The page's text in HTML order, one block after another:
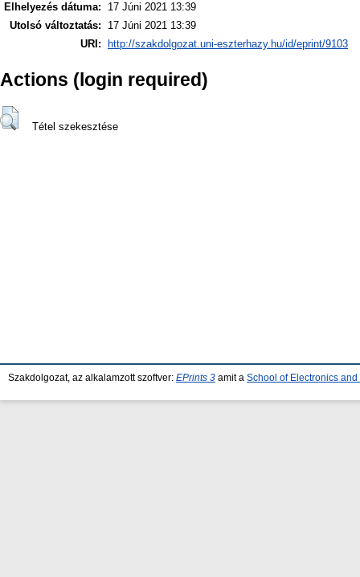
Elhelyezés dátuma:
17 Júni 2021 13:39
Utolsó változtatás:
17 Júni 2021 13:39
URI:
http://szakdolgozat.uni-eszterhazy.hu/id/eprint/9103
Actions (login required)
Tétel szekesztése
Szakdolgozat, az alkalamzott szoftver: EPrints 3 amit a School of Electronics